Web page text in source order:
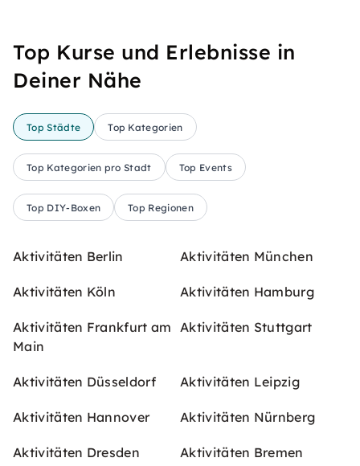
Top Kurse und Erlebnisse in
Deiner Nähe
Top Städte Top Kategorien
Top Kategorien pro Stadt Top Events
Top DIY-Boxen Top Regionen
Aktivitäten Berlin Aktivitäten München
Aktivitäten Köln Aktivitäten Hamburg
Aktivitäten Frankfurt am
Main
Aktivitäten Stuttgart
Aktivitäten Düsseldorf Aktivitäten Leipzig
Aktivitäten Hannover Aktivitäten Nürnberg
Aktivitäten Dresden Aktivitäten Bremen